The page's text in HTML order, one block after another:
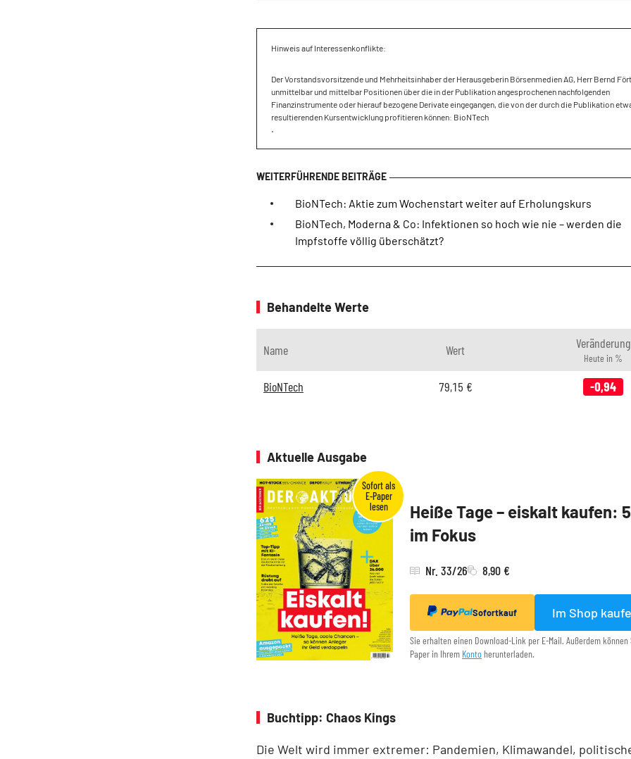
Hinweis auf Interessenkonflikte:
Der Vorstandsvorsitzende und Mehrheitsinhaber der Herausgeberin Börsenmedien AG, Herr Bernd
unmittelbar und mittelbar Positionen über die in der Publikation angesprochenen nachfolgenden
Finanzinstrumente oder hierauf bezogene Derivate eingegangen, die von der durch die Publikation
resultierenden Kursentwicklung profitieren können: BioNTech
.
BioNTech: Aktie zum Wochenstart weiter auf Erholungskurs
BioNTech, Moderna & Co: Infektionen so hoch wie nie – werden die
Impfstoffe völlig überschätzt?
Behandelte Werte
Name Wert Veränderung
Heute in %
BioNTech 79,15 € -0,94
Aktuelle Ausgabe
Heiße Tage – eiskalt kaufen:
im Fokus
Nr. 33/26 8,90 €
Sofortkauf Im Shop
Sie erhalten einen Download-Link per E-Mail. Außerdem
Paper in Ihrem Konto herunterladen.
Buchtipp: Chaos Kings
Die Welt wird immer extremer: Pandemien, Klimawandel,